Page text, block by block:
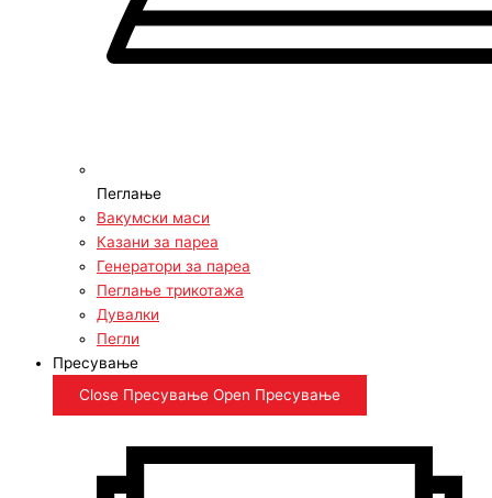
Пеглање
Вакумски маси
Казани за пареа
Генератори за пареа
Пеглање трикотажа
Дувалки
Пегли
Пресување
Close Пресување Open Пресување